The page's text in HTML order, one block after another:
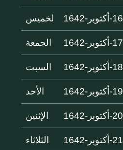
16-أكتوبر-1642 لخميس
17-أكتوبر-1642 الجمعة
18-أكتوبر-1642 السبت
19-أكتوبر-1642 الأحد
20-أكتوبر-1642 الإثنين
21-أكتوبر-1642 الثلاثاء